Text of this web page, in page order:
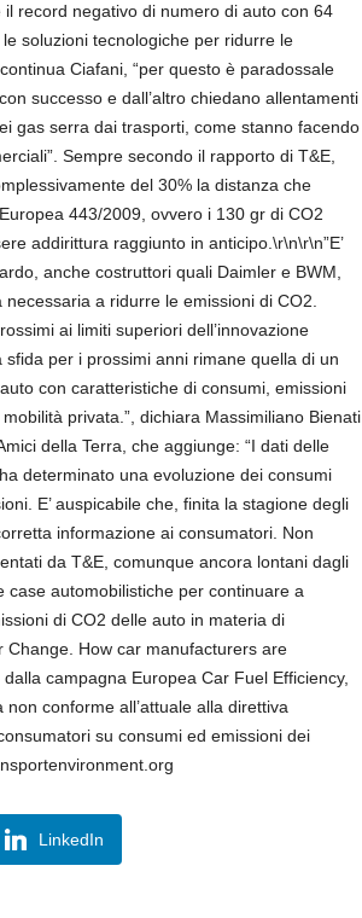
record negativo di numero di auto con 64
soluzioni tecnologiche per ridurre le
Ciafani, “per questo è paradossale
successo e dall’altro chiedano allentamenti
gas serra dai trasporti, come stanno facendo
Sempre secondo il rapporto di T&E,
del 30% la distanza che
443/2009, ovvero i 130 gr di CO2
addirittura raggiunto in anticipo.\r\n\r\n”E’
anche costruttori quali Daimler e BWM,
a ridurre le emissioni di CO2.
ai limiti superiori dell’innovazione
per i prossimi anni rimane quella di un
con caratteristiche di consumi, emissioni
privata.”, dichiara Massimiliano Bienati
della Terra, che aggiunge: “I dati delle
determinato una evoluzione dei consumi
E’ auspicabile che, finita la stagione degli
informazione ai consumatori. Non
da T&E, comunque ancora lontani dagli
automobilistiche per continuare a
di CO2 delle auto in materia di
Change. How car manufacturers are
campagna Europea Car Fuel Efficiency,
conforme all’attuale alla direttiva
su consumi ed emissioni dei
LinkedIn